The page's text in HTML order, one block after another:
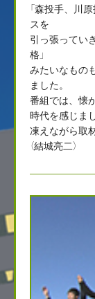
「森投手、川
スを
引っ張ってい
格」
みたいなもの
ました。
番組では、懐
時代を感じま
凍えながら取
（結城亮二）